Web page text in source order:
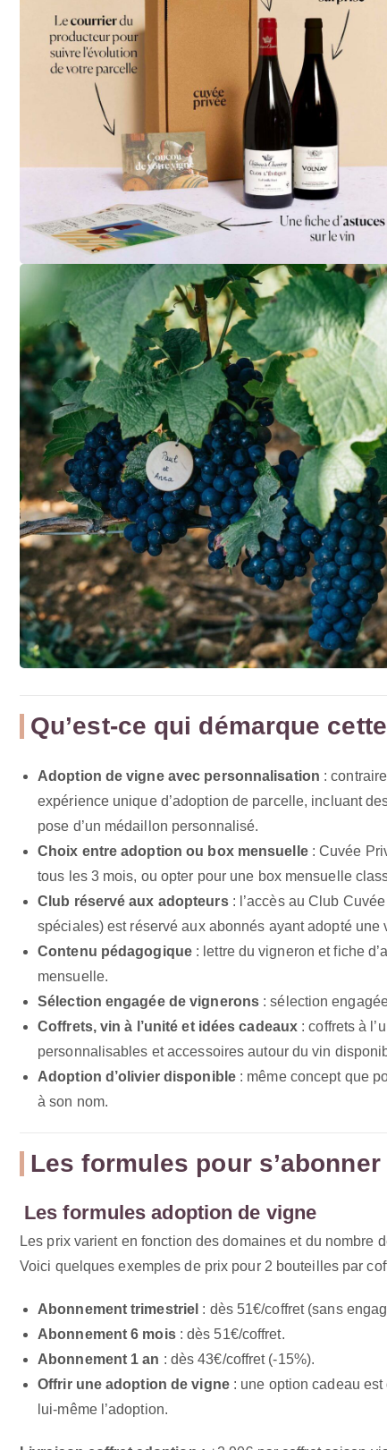
Qu’est-ce qui démarque
Adoption de vigne avec personnalisation :
expérience unique d’adoption de parcelle, incluant
pose d’un médaillon personnalisé.
Choix entre adoption ou box mensuelle: Cuvée
tous les 3 mois, ou opter pour une box mensuelle
Club réservé aux adopteurs : l’accès au Club
spéciales) est réservé aux abonnés ayant adopté
Contenu pédagogique : lettre du vigneron et fiche
mensuelle.
Sélection engagée de vignerons : sélection
Coffrets, vin à l’unité et idées cadeaux : coffrets à
personnalisables et accessoires autour du vin
Adoption d’olivier disponible: même concept que
à son nom.
Les formules pour
Les formules adoption de vigne
Les prix varient en fonction des domaines et du nombre
Voici quelques exemples de prix pour 2 bouteilles par
Abonnement trimestriel : dès 51€/coffret (sans
Abonnement 6 mois: dès 51€/coffret.
Abonnement 1 an : dès 43€/coffret (-15%).
Offrir une adoption de vigne: une option cadeau est
lui-même l’adoption.